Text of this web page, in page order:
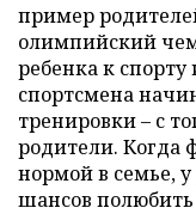
пример
олимпийский
ребенка к
спортсмена
тренировки – с
родители. Когда
нормой в семье,
шансов полюбить